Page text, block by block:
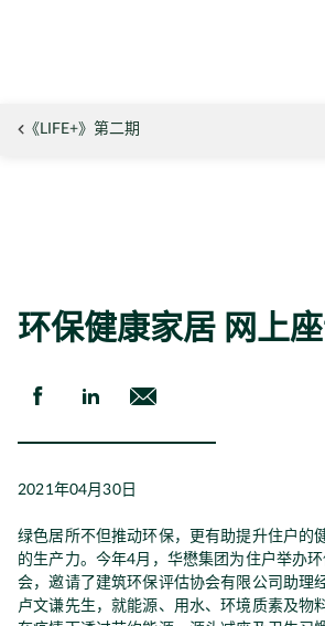
《LIFE+》第二期
环保健康家居 网上
2021年04月30日
绿色居所不但推动环保，更有助提升住户的
的生产力。今年4月，华懋集团为住户举办
会，邀请了建筑环保评估协会有限公司助理
卢文谦先生，就能源、用水、环境质素及物